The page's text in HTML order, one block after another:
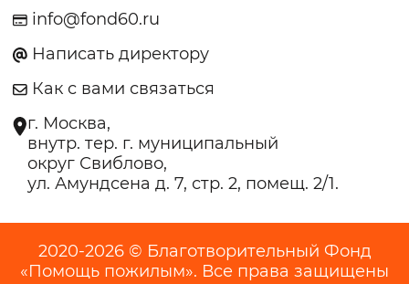
info@fond60.ru
Написать директору
Как с вами связаться
г. Москва,
внутр. тер. г. муниципальный
округ Свиблово,
ул. Амундсена д. 7, стр. 2, помещ. 2/1.
2020-2026 © Благотворительный Фонд
«Помощь пожилым». Все права защищены